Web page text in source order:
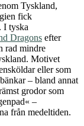
Tyskland,
fick
I tyska
Dragons efter
rad mindre
Motivet
eller som
– bland annat
grodor som
–
från medeltiden.